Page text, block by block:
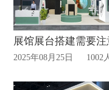
2025年08月25日 1002